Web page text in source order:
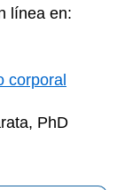
línea en:
corporal
PhD